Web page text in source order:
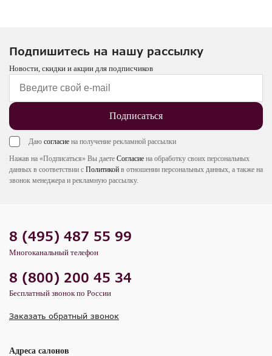
Подпишитесь на нашу рассылку
Новости, скидки и акции для подписчиков
Подписаться
Даю согласие на получение рекламной рассылки
Нажав на «Подписаться» Вы даете Согласие на обработку своих персональных
данных в соответствии с Политикой в отношении персональных данных, а также на
звонок менеджера и рекламную рассылку.
8 (495) 487 55 99
Многоканальный телефон
8 (800) 200 45 34
Бесплатный звонок по России
Заказать обратный звонок
Адреса салонов